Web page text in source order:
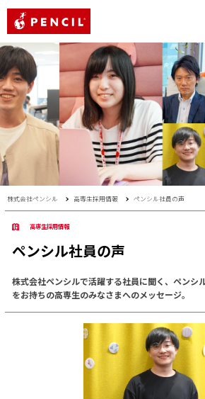
株式会社ペンシル 高専生採用情報 ペンシル社員の声
高専生採用情報
ペンシル社員の声
株式会社ペンシルで活躍する社員に聞く、ペンシ
をお持ちの高専生のみなさまへのメッセージ。